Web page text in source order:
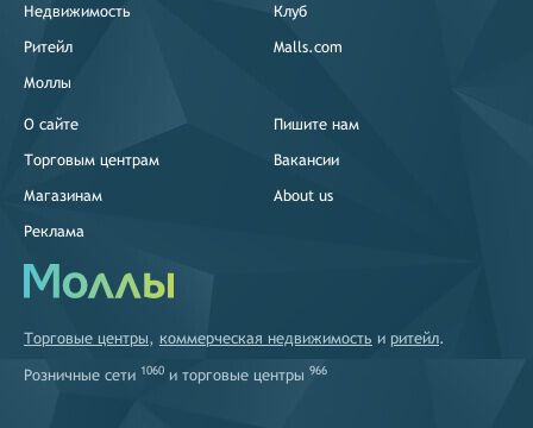
Недвижимость
Ритейл
Моллы
Клуб
Malls.com
О сайте
Торговым центрам
Магазинам
Реклама
Пишите нам
Вакансии
About us
Торговые центры, коммерческая недвижимость и ритейл.
Розничные сети 1060 и торговые центры 966